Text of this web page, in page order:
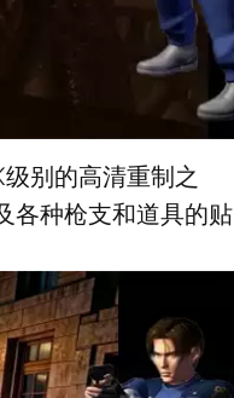
别的高清重制之
各种枪支和道具的贴